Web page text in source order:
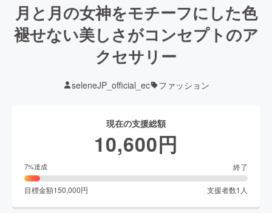
月と月の女神をモチーフにした色
褪せない美しさがコンセプトのア
クセサリー
seleneJP_official_ec ファッション
現在の支援総額
10,600円
7%達成 終了
目標金額150,000円 支援者数1 人